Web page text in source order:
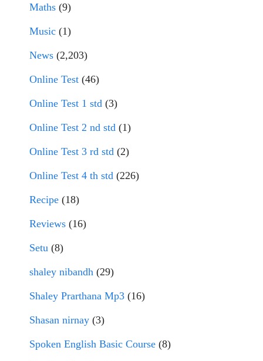
Maths (9)
Music (1)
News (2,203)
Online Test (46)
Online Test 1 std (3)
Online Test 2 nd std (1)
Online Test 3 rd std (2)
Online Test 4 th std (226)
Recipe (18)
Reviews (16)
Setu (8)
shaley nibandh (29)
Shaley Prarthana Mp3 (16)
Shasan nirnay (3)
Spoken English Basic Course (8)